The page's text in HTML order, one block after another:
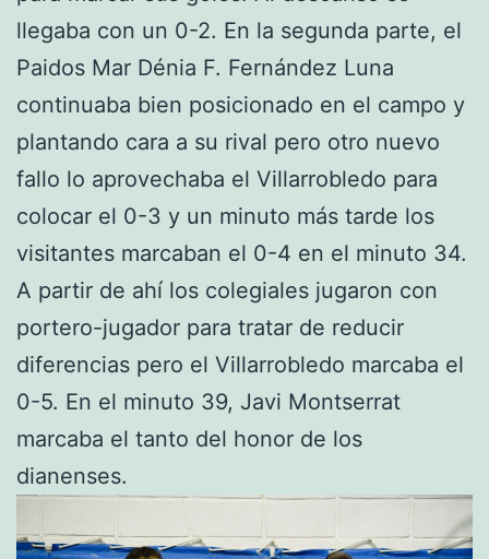
llegaba con un 0-2. En la segunda parte, el
Paidos Mar Dénia F. Fernández Luna
continuaba bien posicionado en el campo y
plantando cara a su rival pero otro nuevo
fallo lo aprovechaba el Villarrobledo para
colocar el 0-3 y un minuto más tarde los
visitantes marcaban el 0-4 en el minuto 34.
A partir de ahí los colegiales jugaron con
portero-jugador para tratar de reducir
diferencias pero el Villarrobledo marcaba el
0-5. En el minuto 39, Javi Montserrat
marcaba el tanto del honor de los
dianenses.